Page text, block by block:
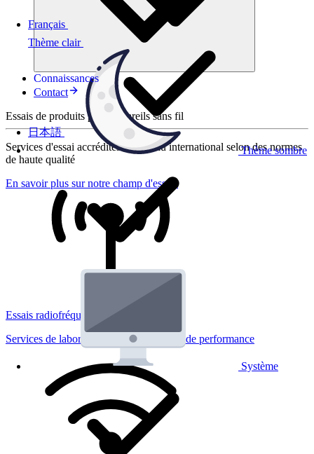
Thème clair
Thème sombre
Système
Français
日本語
Connaissances
Contact
Essais de produits pour appareils sans fil
Services d'essai accrédités au niveau international selon des normes
de haute qualité
En savoir plus sur notre champ d'essais
Essais radiofréquences
Services de laboratoire réglementaires et de performance